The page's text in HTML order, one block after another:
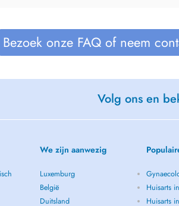
Bezoek onze FAQ of neem
Volg ons en
We zijn aanwezig
Luxemburg
België
Duitsland
Huisarts
Huisarts